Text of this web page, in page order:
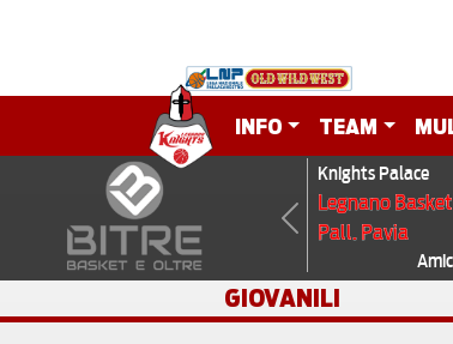
INFO TEAM
Knights Palace
Legnano Basket
Pall. Pavia
Previous
GIOVANILI